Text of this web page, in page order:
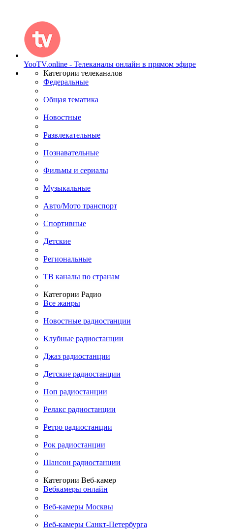
YooTV.online - Телеканалы онлайн в прямом эфире
Категории телеканалов
Федеральные
Общая тематика
Новостные
Развлекательные
Познавательные
Фильмы и сериалы
Музыкальные
Авто/Мото транспорт
Спортивные
Детские
Региональные
ТВ каналы по странам
Категории Радио
Все жанры
Новостные радиостанции
Клубные радиостанции
Джаз радиостанции
Детские радиостанции
Поп радиостанции
Релакс радиостанции
Ретро радиостанции
Рок радиостанции
Шансон радиостанции
Категории Веб-камер
Вебкамеры онлайн
Веб-камеры Москвы
Веб-камеры Санкт-Петербурга